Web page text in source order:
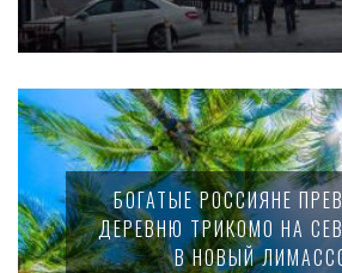
БОГАТЫЕ РОССИЯНЕ
ДЕРЕВНЮ ТРИКОМО НА
В НОВЫЙ